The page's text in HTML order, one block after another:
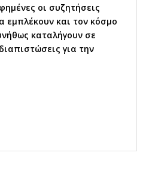
οι συζητήσεις
εμπλέκουν και τον κόσμο
καταλήγουν σε
για την